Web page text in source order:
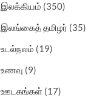
இலக்கியம் (350)
இலங்கைத் தமிழர் (35)
உடல்நலம் (19)
உணவு (9)
ஊடகங்கள் (17)